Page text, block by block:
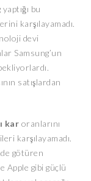
bu
karşılayamadı.
devi
Samsung’un
satışlardan
kar oranlarını
karşılayamadı.
götüren
Apple gibi güçlü